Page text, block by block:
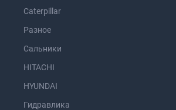
Caterpillar
Разное
Сальники
HITACHI
HYUNDAI
Гидравлика